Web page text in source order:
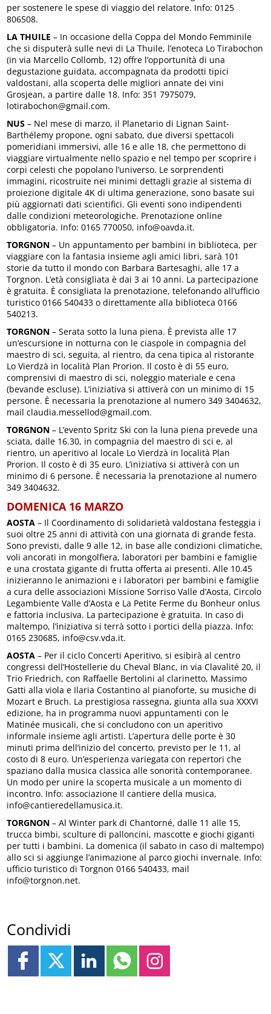
per sostenere le spese di viaggio del relatore. Info: 0125
806508.
LA THUILE – In occasione della Coppa del Mondo Femminile
che si disputerà sulle nevi di La Thuile, l’enoteca Lo Tirabochon
(in via Marcello Collomb, 12) offre l’opportunità di una
degustazione guidata, accompagnata da prodotti tipici
valdostani, alla scoperta delle migliori annate dei vini
Grosjean, a partire dalle 18. Info: 351 7975079,
lotirabochon@gmail.com.
NUS – Nel mese di marzo, il Planetario di Lignan Saint-
Barthélemy propone, ogni sabato, due diversi spettacoli
pomeridiani immersivi, alle 16 e alle 18, che permettono di
viaggiare virtualmente nello spazio e nel tempo per scoprire i
corpi celesti che popolano l’universo. Le sorprendenti
immagini, ricostruite nei minimi dettagli grazie al sistema di
proiezione digitale 4K di ultima generazione, sono basate sui
più aggiornati dati scientifici. Gli eventi sono indipendenti
dalle condizioni meteorologiche. Prenotazione online
obbligatoria. Info: 0165 770050, info@oavda.it.
TORGNON – Un appuntamento per bambini in biblioteca, per
viaggiare con la fantasia insieme agli amici libri, sarà 101
storie da tutto il mondo con Barbara Bartesaghi, alle 17 a
Torgnon. L’età consigliata è dai 3 ai 10 anni. La partecipazione
è gratuita. È consigliata la prenotazione, telefonando all’ufficio
turistico 0166 540433 o direttamente alla biblioteca 0166
540213.
TORGNON – Serata sotto la luna piena. È prevista alle 17
un’escursione in notturna con le ciaspole in compagnia del
maestro di sci, seguita, al rientro, da cena tipica al ristorante
Lo Vierdzà in località Plan Prorion. Il costo è di 55 euro,
comprensivi di maestro di sci, noleggio materiale e cena
(bevande escluse). L’iniziativa si attiverà con un minimo di 15
persone. È necessaria la prenotazione al numero 349 3404632,
mail claudia.messellod@gmail.com.
TORGNON – L’evento Spritz Ski con la luna piena prevede una
sciata, dalle 16.30, in compagnia del maestro di sci e, al
rientro, un aperitivo al locale Lo Vierdzà in località Plan
Prorion. Il costo è di 35 euro. L’iniziativa si attiverà con un
minimo di 6 persone. È necessaria la prenotazione al numero
349 3404632.
DOMENICA 16 MARZO
AOSTA – Il Coordinamento di solidarietà valdostana festeggia i
suoi oltre 25 anni di attività con una giornata di grande festa.
Sono previsti, dalle 9 alle 12, in base alle condizioni climatiche,
voli ancorati in mongolfiera, laboratori per bambini e famiglie
e una crostata gigante di frutta offerta ai presenti. Alle 10.45
inizieranno le animazioni e i laboratori per bambini e famiglie
a cura delle associazioni Missione Sorriso Valle d’Aosta, Circolo
Legambiente Valle d’Aosta e La Petite Ferme du Bonheur onlus
e fattoria inclusiva. La partecipazione è gratuita. In caso di
maltempo, l’iniziativa si terrà sotto i portici della piazza. Info:
0165 230685, info@csv.vda.it.
AOSTA – Per il ciclo Concerti Aperitivo, si esibirà al centro
congressi dell’Hostellerie du Cheval Blanc, in via Clavalité 20, il
Trio Friedrich, con Raffaelle Bertolini al clarinetto, Massimo
Gatti alla viola e Ilaria Costantino al pianoforte, su musiche di
Mozart e Bruch. La prestigiosa rassegna, giunta alla sua XXXVI
edizione, ha in programma nuovi appuntamenti con le
Matinée musicali, che si concludono con un aperitivo
informale insieme agli artisti. L’apertura delle porte è 30
minuti prima dell’inizio del concerto, previsto per le 11, al
costo di 8 euro. Un’esperienza variegata con repertori che
spaziano dalla musica classica alle sonorità contemporanee.
Un modo per unire la scoperta musicale a un momento di
incontro. Info: associazione Il cantiere della musica,
info@cantieredellamusica.it.
TORGNON – Al Winter park di Chantorné, dalle 11 alle 15,
trucca bimbi, sculture di palloncini, mascotte e giochi giganti
per tutti i bambini. La domenica (il sabato in caso di maltempo)
allo sci si aggiunge l’animazione al parco giochi invernale. Info:
ufficio turistico di Torgnon 0166 540433, mail
info@torgnon.net.
Condividi